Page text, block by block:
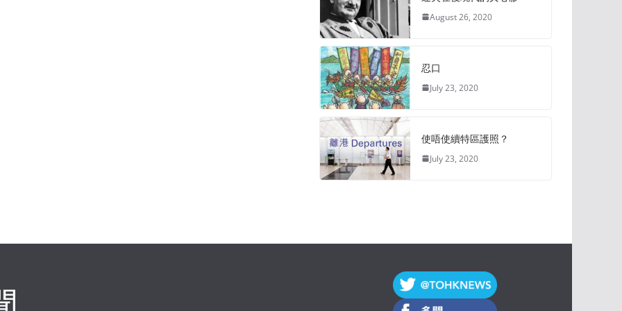
August 26, 2020
忍口
July 23, 2020
使唔使續特區護照？
July 23, 2020